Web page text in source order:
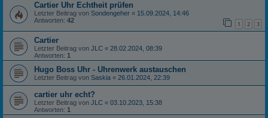
Cartier Uhr Echtheit prüfen
Letzter Beitrag von Sondengeher « 15.09.2024, 14:46
Antworten: 42 1 2 3
Cartier
Letzter Beitrag von JLC « 28.02.2024, 08:39
Antworten: 1
Hugo Boss Uhr - Uhrenwerk austauschen
Letzter Beitrag von Saskia « 26.01.2024, 22:39
cartier uhr echt?
Letzter Beitrag von JLC « 03.10.2023, 15:38
Antworten: 1